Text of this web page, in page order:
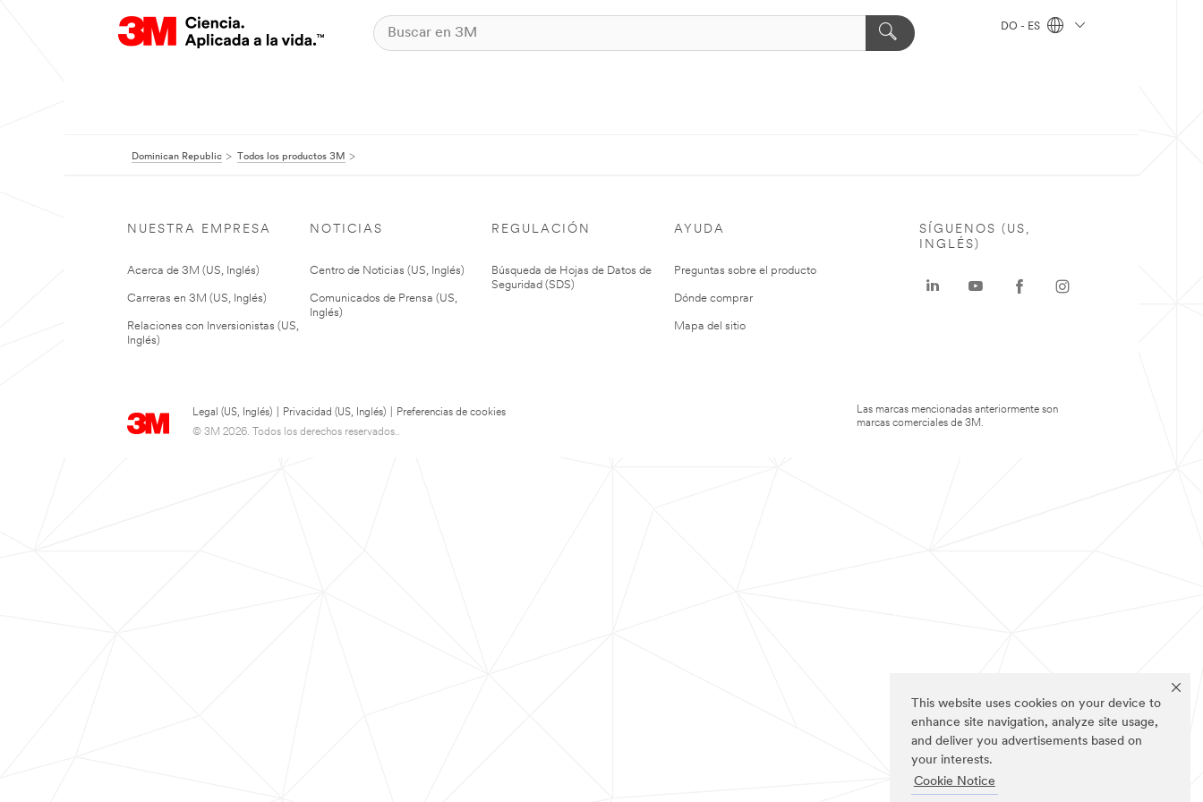
This website uses cookies on your device to
enhance site navigation, analyze site usage,
and deliver you advertisements based on
your interests.
Cookie Notice
DO - ES
Dominican Republic Todos los productos 3M
NUESTRA EMPRESA
Acerca de 3M (US, Inglés)
Carreras en 3M (US, Inglés)
Relaciones con Inversionistas (US,
Inglés)
NOTICIAS
Centro de Noticias (US, Inglés)
Comunicados de Prensa (US,
Inglés)
REGULACIÓN
Búsqueda de Hojas de Datos de
Seguridad (SDS)
AYUDA
Preguntas sobre el producto
Dónde comprar
Mapa del sitio
Legal (US, Inglés) Privacidad (US, Inglés)
Preferencias de cookies
© 3M 2026. Todos los derechos reservados..
SÍGUENOS (US,
INGLÉS)
Las marcas mencionadas anteriormente son
marcas comerciales de 3M.